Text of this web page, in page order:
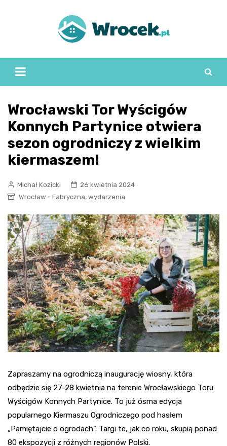
Wrocławski Tor Wyścigów
Konnych Partynice otwiera
sezon ogrodniczy z wielkim
kiermaszem!
Michał Kozicki
26 kwietnia 2024
Wrocław - Fabryczna, wydarzenia
Zapraszamy na ogrodniczą inaugurację wiosny, która
odbędzie się 27-28 kwietnia na terenie Wrocławskiego Toru
Wyścigów Konnych Partynice. To już ósma edycja
popularnego Kiermaszu Ogrodniczego pod hasłem
„Pamiętajcie o ogrodach”. Targi te, jak co roku, skupią ponad
80 ekspozycji z różnych regionów Polski.